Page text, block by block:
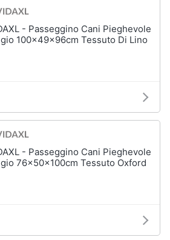
- Passeggino Cani Pieghevole
100x49x96cm Tessuto Di Lino
- Passeggino Cani Pieghevole
76x50x100cm Tessuto Oxford